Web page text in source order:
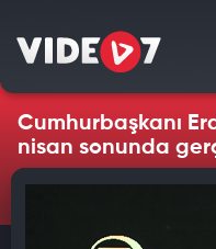
Cumhurbaşkanı
nisan sonunda